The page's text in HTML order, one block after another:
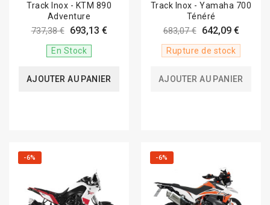
Track Inox - KTM 890
Adventure
737,38 € 693,13 €
En Stock
AJOUTER AU PANIER
Track Inox - Yamaha 700
Ténéré
683,07 € 642,09 €
Rupture de stock
AJOUTER AU PANIER
-6% -6%